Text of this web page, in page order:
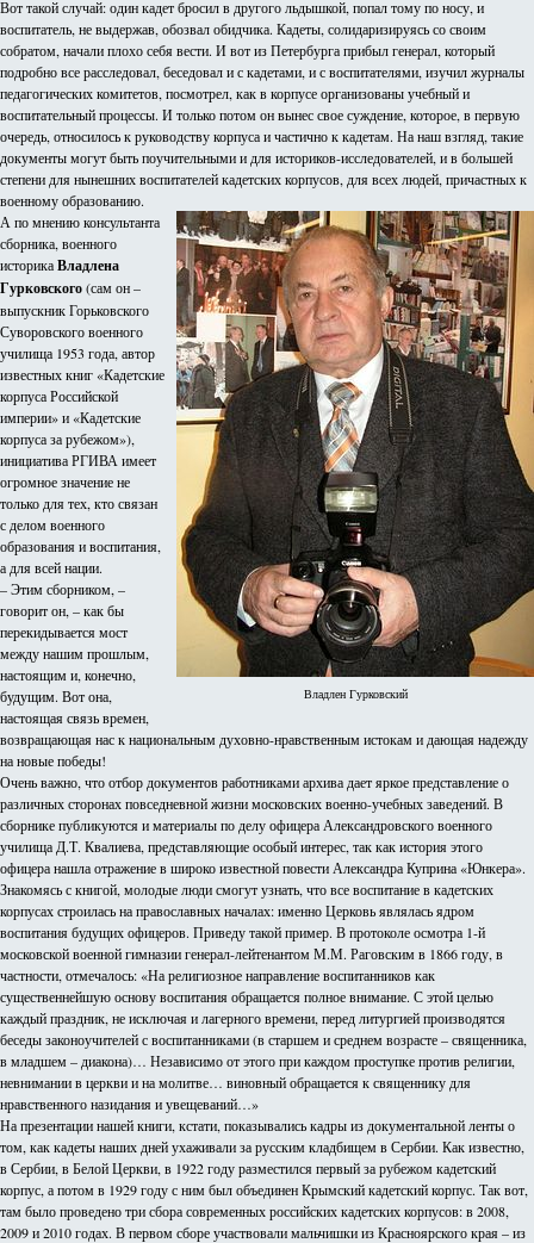
Вот такой случай: один кадет бросил в другого льдышкой, попал тому по носу, и
воспитатель, не выдержав, обозвал обидчика. Кадеты, солидаризируясь со своим
собратом, начали плохо себя вести. И вот из Петербурга прибыл генерал, который
подробно все расследовал, беседовал и с кадетами, и с воспитателями, изучил журналы
педагогических комитетов, посмотрел, как в корпусе организованы учебный и
воспитательный процессы. И только потом он вынес свое суждение, которое, в первую
очередь, относилось к руководству корпуса и частично к кадетам. На наш взгляд, такие
документы могут быть поучительными и для историков-исследователей, и в большей
степени для нынешних воспитателей кадетских корпусов, для всех людей, причастных к
военному образованию.
Владлен Гурковский
А по мнению консультанта
сборника, военного
историкаВладлена
Гурковского(сам он –
выпускник Горьковского
Суворовского военного
училища 1953 года, автор
известных книг «Кадетские
корпуса Российской
империи» и «Кадетские
корпуса за рубежом»),
инициатива РГИВА имеет
огромное значение не
только для тех, кто связан
с делом военного
образования и воспитания,
а для всей нации.
– Этим сборником, –
говорит он, – как бы
перекидывается мост
между нашим прошлым,
настоящим и, конечно,
будущим. Вот она,
настоящая связь времен,
возвращающая нас к национальным духовно-нравственным истокам и дающая надежду
на новые победы!
Очень важно, что отбор документов работниками архива дает яркое представление о
различных сторонах повседневной жизни московских военно-учебных заведений. В
сборнике публикуются и материалы по делу офицера Александровского военного
училища Д.Т. Квалиева, представляющие особый интерес, так как история этого
офицера нашла отражение в широко известной повести Александра Куприна «Юнкера».
Знакомясь с книгой, молодые люди смогут узнать, что все воспитание в кадетских
корпусах строилась на православных началах: именно Церковь являлась ядром
воспитания будущих офицеров. Приведу такой пример. В протоколе осмотра 1-й
московской военной гимназии генерал-лейтенантом М.М. Раговским в 1866 году, в
частности, отмечалось: «На религиозное направление воспитанников как
существеннейшую основу воспитания обращается полное внимание. С этой целью
каждый праздник, не исключая и лагерного времени, перед литургией производятся
беседы законоучителей с воспитанниками (в старшем и среднем возрасте – священника,
в младшем – диакона)… Независимо от этого при каждом проступке против религии,
невнимании в церкви и на молитве… виновный обращается к священнику для
нравственного назидания и увещеваний…»
На презентации нашей книги, кстати, показывались кадры из документальной ленты о
том, как кадеты наших дней ухаживали за русским кладбищем в Сербии. Как известно,
в Сербии, в Белой Церкви, в 1922 году разместился первый за рубежом кадетский
корпус, а потом в 1929 году с ним был объединен Крымский кадетский корпус. Так вот,
там было проведено три сбора современных российских кадетских корпусов: в 2008,
2009 и 2010 годах. В первом сборе участвовали мальчишки из Красноярского края – из